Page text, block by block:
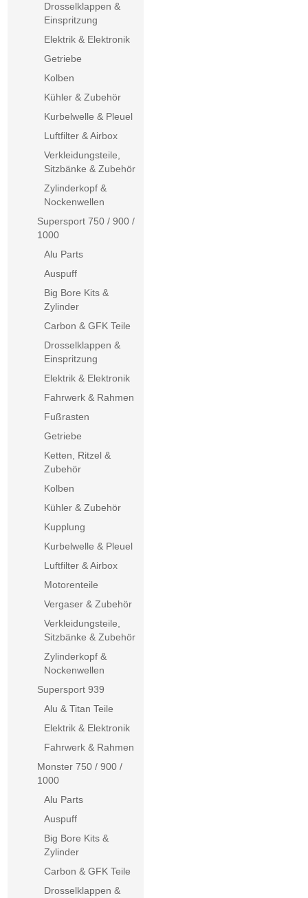
Drosselklappen &
Einspritzung
Elektrik & Elektronik
Getriebe
Kolben
Kühler & Zubehör
Kurbelwelle & Pleuel
Luftfilter & Airbox
Verkleidungsteile,
Sitzbänke & Zubehör
Zylinderkopf &
Nockenwellen
Supersport 750 / 900 /
1000
Alu Parts
Auspuff
Big Bore Kits &
Zylinder
Carbon & GFK Teile
Drosselklappen &
Einspritzung
Elektrik & Elektronik
Fahrwerk & Rahmen
Fußrasten
Getriebe
Ketten, Ritzel &
Zubehör
Kolben
Kühler & Zubehör
Kupplung
Kurbelwelle & Pleuel
Luftfilter & Airbox
Motorenteile
Vergaser & Zubehör
Verkleidungsteile,
Sitzbänke & Zubehör
Zylinderkopf &
Nockenwellen
Supersport 939
Alu & Titan Teile
Elektrik & Elektronik
Fahrwerk & Rahmen
Monster 750 / 900 /
1000
Alu Parts
Auspuff
Big Bore Kits &
Zylinder
Carbon & GFK Teile
Drosselklappen &